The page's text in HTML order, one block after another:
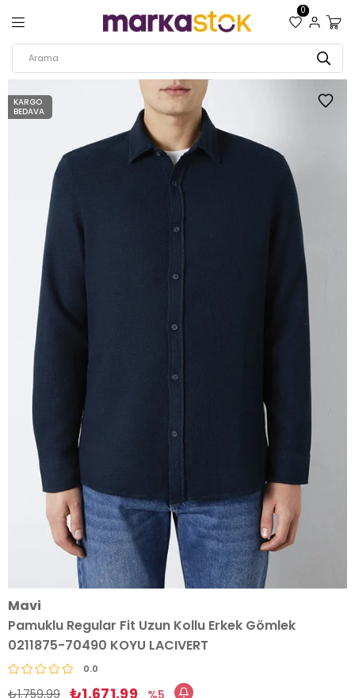
0
KARGO
BEDAVA
Mavi
Pamuklu Regular Fit Uzun Kollu Erkek Gömlek
0211875-70490 KOYU LACIVERT
0.0
₺1.759,99 ₺1.671,99
5